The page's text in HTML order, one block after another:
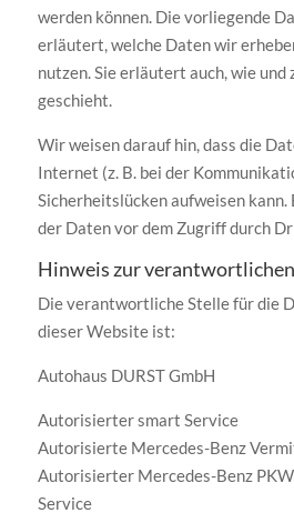
werden können. Die vorliegende
erläutert, welche Daten wir
nutzen. Sie erläutert auch, wie und
geschieht.
Wir weisen darauf hin, dass die
Internet (z. B. bei der
Sicherheitslücken aufweisen kann.
der Daten vor dem Zugriff durch
Hinweis zur
Die verantwortliche Stelle für die
dieser Website ist:
Autohaus DURST GmbH
Autorisierter smart Service
Autorisierte Mercedes-Benz
Autorisierter Mercedes-Benz
Service